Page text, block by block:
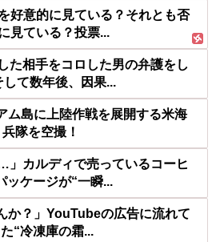
好意的に見ている？それとも否
見ている？投票...
た相手をコロした男の弁護をし
して数年後、因果...
ム島に上陸作戦を展開する米海
兵隊を空撮！
」カルディで売っているコーヒ
ッケージが“一瞬...
か？」YouTubeの広告に流れて
“冷凍庫の霜...